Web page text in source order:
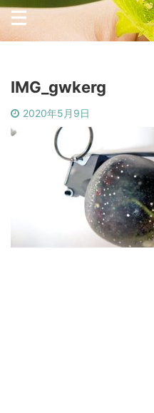
IMG_gwkerg
2020年5月9日